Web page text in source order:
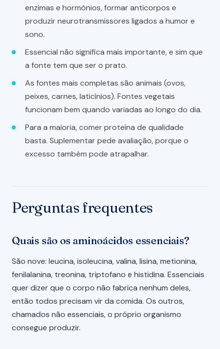
enzimas e hormônios, formar anticorpos e
produzir neurotransmissores ligados a humor e
sono.
Essencial não significa mais importante, e sim que
a fonte tem que ser o prato.
As fontes mais completas são animais (ovos,
peixes, carnes, laticínios). Fontes vegetais
funcionam bem quando variadas ao longo do dia.
Para a maioria, comer proteína de qualidade
basta. Suplementar pede avaliação, porque o
excesso também pode atrapalhar.
Perguntas frequentes
Quais são os aminoácidos essenciais?
São nove: leucina, isoleucina, valina, lisina, metionina,
fenilalanina, treonina, triptofano e histidina. Essenciais
quer dizer que o corpo não fabrica nenhum deles,
então todos precisam vir da comida. Os outros,
chamados não essenciais, o próprio organismo
consegue produzir.